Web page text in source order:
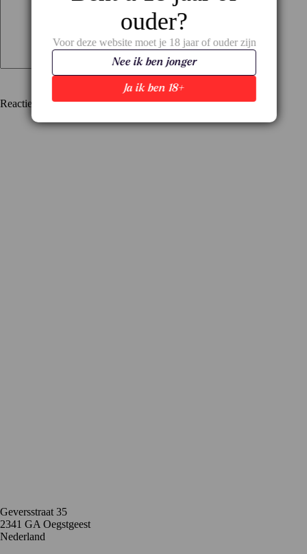
Reactie plaatsen
Geversstraat 35
2341 GA Oegstgeest
Nederland
ouder?
Voor deze website moet je 18 jaar of ouder zijn
Ja ik ben 18+
Nee ik ben jonger